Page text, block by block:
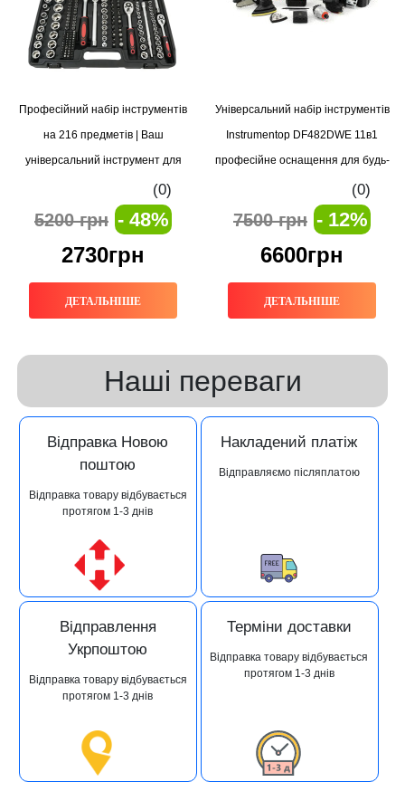
Професійний набір інструментів
на 216 предметів | Ваш
універсальний інструмент для
(0)
5200 грн - 48%
2730грн
ДЕТАЛЬНІШЕ
Універсальний набір інструментів
Instrumentop DF482DWE 11в1
професійне оснащення для будь-
(0)
7500 грн - 12%
6600грн
ДЕТАЛЬНІШЕ
Наші переваги
Відправка Новою
поштою
Відправка товару відбувається
протягом 1-3 днів
Накладений платіж
Відправляємо післяплатою
Відправлення
Укрпоштою
Відправка товару відбувається
протягом 1-3 днів
Терміни доставки
Відправка товару відбувається
протягом 1-3 днів